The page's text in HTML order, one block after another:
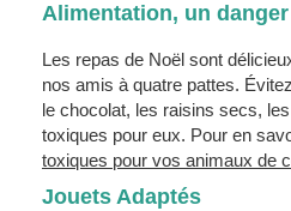
Alimentation, un
Les repas de Noël sont
nos amis à quatre pattes.
le chocolat, les raisins secs,
toxiques pour eux. Pour en
toxiques pour vos animaux de
Jouets Adaptés